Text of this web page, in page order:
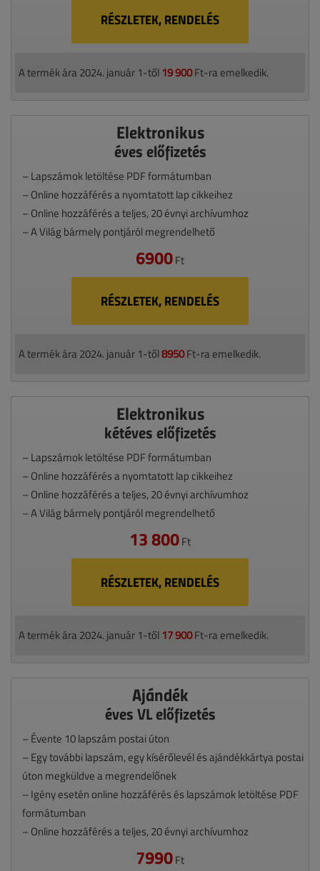
RÉSZLETEK, RENDELÉS
A termék ára 2024. január 1-től 19 900Ft-ra emelkedik.
Elektronikus
éves előfizetés
– Lapszámok letöltése PDF formátumban
– Online hozzáférés a nyomtatott lap cikkeihez
– Online hozzáférés a teljes, 20 évnyi archívumhoz
– A Világ bármely pontjáról megrendelhető
6900Ft
RÉSZLETEK, RENDELÉS
A termék ára 2024. január 1-től8950Ft-ra emelkedik.
Elektronikus
kétéves előfizetés
– Lapszámok letöltése PDF formátumban
– Online hozzáférés a nyomtatott lap cikkeihez
– Online hozzáférés a teljes, 20 évnyi archívumhoz
– A Világ bármely pontjáról megrendelhető
13 800Ft
RÉSZLETEK, RENDELÉS
A termék ára 2024. január 1-től 17 900Ft-ra emelkedik.
Ajándék
éves VL előfizetés
– Évente 10 lapszám postai úton
– Egy további lapszám, egy kísérőlevél és ajándékkártya postai
úton megküldve a megrendelőnek
– Igény esetén online hozzáférés és lapszámok letöltése PDF
formátumban
– Online hozzáférés a teljes, 20 évnyi archívumhoz
7990Ft